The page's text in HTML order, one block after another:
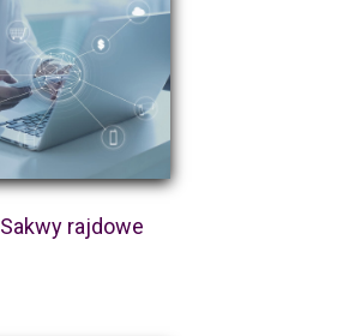
Sakwy rajdowe